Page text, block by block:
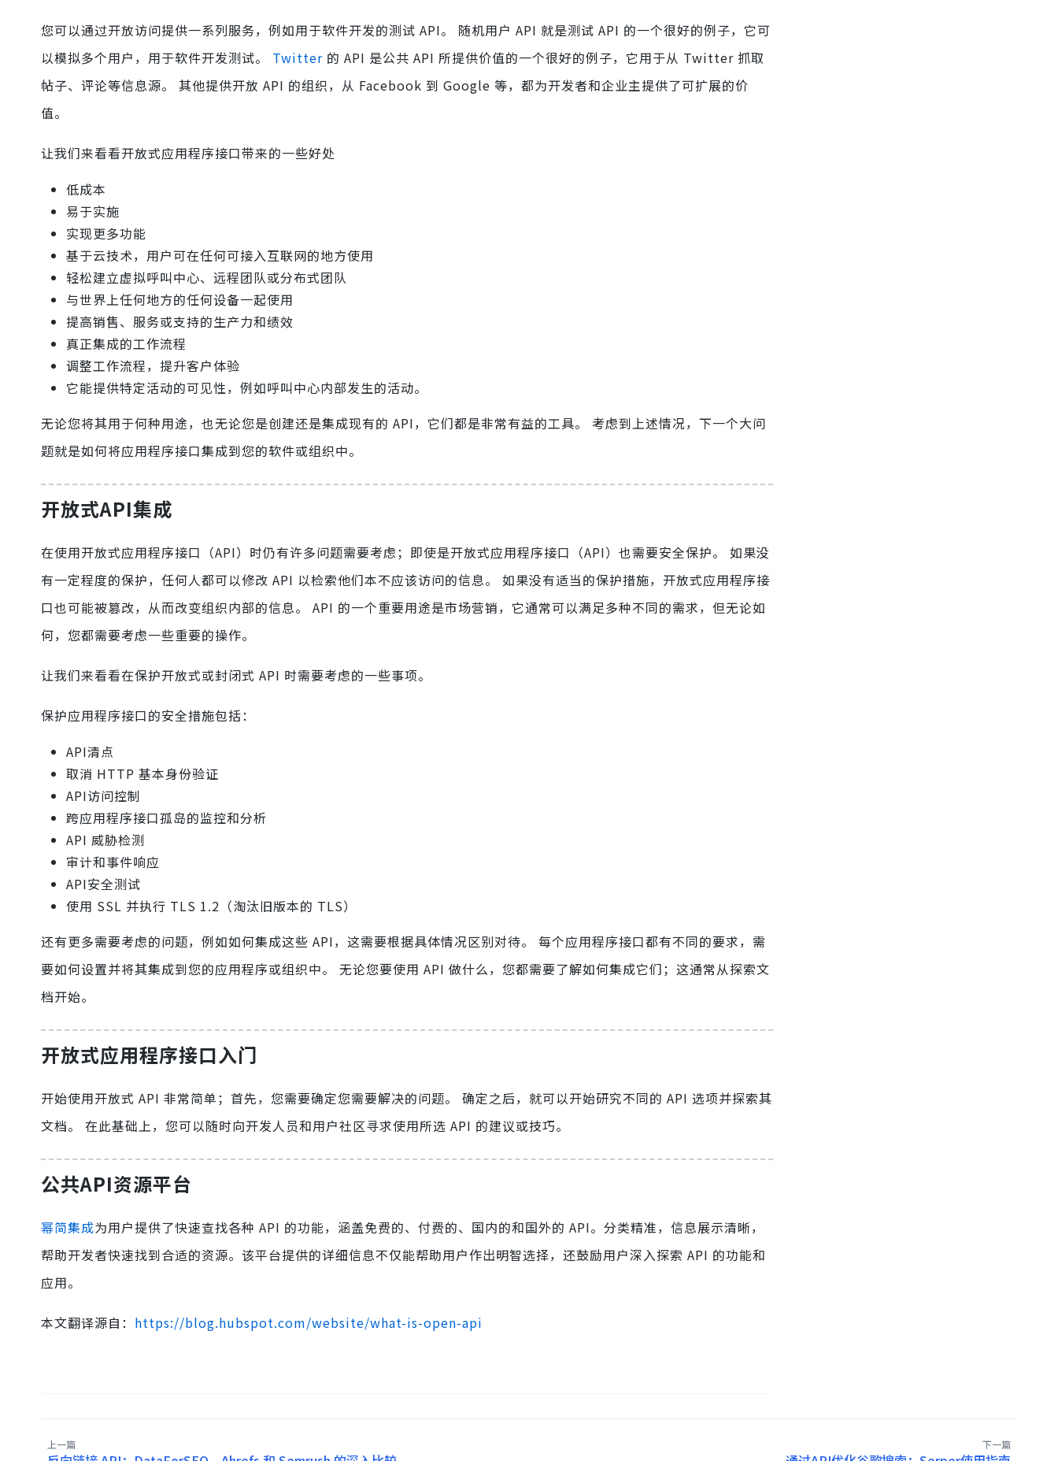
您可以通过开放访问提供一系列服务，例如用于软件开发的测试 API。 随机用户 API 就是测试 API 的一个很好的例子，它可
以模拟多个用户，用于软件开发测试。 Twitter 的 API 是公共 API 所提供价值的一个很好的例子，它用于从 Twitter 抓取
帖子、评论等信息源。 其他提供开放 API 的组织，从 Facebook 到 Google 等，都为开发者和企业主提供了可扩展的价
值。
让我们来看看开放式应用程序接口带来的一些好处
低成本
易于实施
实现更多功能
基于云技术，用户可在任何可接入互联网的地方使用
轻松建立虚拟呼叫中心、远程团队或分布式团队
与世界上任何地方的任何设备一起使用
提高销售、服务或支持的生产力和绩效
真正集成的工作流程
调整工作流程，提升客户体验
它能提供特定活动的可见性，例如呼叫中心内部发生的活动。
无论您将其用于何种用途，也无论您是创建还是集成现有的 API，它们都是非常有益的工具。 考虑到上述情况，下一个大问
题就是如何将应用程序接口集成到您的软件或组织中。
开放式API集成
在使用开放式应用程序接口（API）时仍有许多问题需要考虑；即使是开放式应用程序接口（API）也需要安全保护。 如果没
有一定程度的保护，任何人都可以修改 API 以检索他们本不应该访问的信息。 如果没有适当的保护措施，开放式应用程序接
口也可能被篡改，从而改变组织内部的信息。 API 的一个重要用途是市场营销，它通常可以满足多种不同的需求，但无论如
何，您都需要考虑一些重要的操作。
让我们来看看在保护开放式或封闭式 API 时需要考虑的一些事项。
保护应用程序接口的安全措施包括：
API清点
取消 HTTP 基本身份验证
API访问控制
跨应用程序接口孤岛的监控和分析
API 威胁检测
审计和事件响应
API安全测试
使用 SSL 并执行 TLS 1.2（淘汰旧版本的 TLS）
还有更多需要考虑的问题，例如如何集成这些 API，这需要根据具体情况区别对待。 每个应用程序接口都有不同的要求，需
要如何设置并将其集成到您的应用程序或组织中。 无论您要使用 API 做什么，您都需要了解如何集成它们；这通常从探索文
档开始。
开放式应用程序接口入门
开始使用开放式 API 非常简单；首先，您需要确定您需要解决的问题。 确定之后，就可以开始研究不同的 API 选项并探索其
文档。 在此基础上，您可以随时向开发人员和用户社区寻求使用所选 API 的建议或技巧。
公共API资源平台
幂简集成为用户提供了快速查找各种 API 的功能，涵盖免费的、付费的、国内的和国外的 API。分类精准，信息展示清晰，
帮助开发者快速找到合适的资源。该平台提供的详细信息不仅能帮助用户作出明智选择，还鼓励用户深入探索 API 的功能和
应用。
本文翻译源自： https://blog.hubspot.com/website/what-is-open-api
上一篇 下一篇